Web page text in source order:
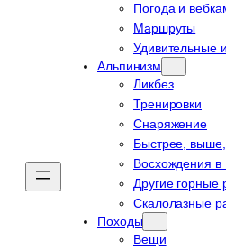
Погода и
Маршруты
Удивительные
Альпинизм
Ликбез
Тренировки
Снаряжение
Быстрее,
Восхождения в
Другие горные
Скалолазные
Походы
Вещи